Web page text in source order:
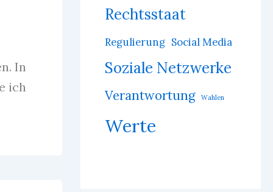
In
ich
Rechtsstaat
Regulierung Social Media
Soziale Netzwerke
Verantwortung Wahlen
Werte